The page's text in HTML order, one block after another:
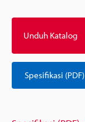
Unduh Katalog
Spesifikasi (PDF)